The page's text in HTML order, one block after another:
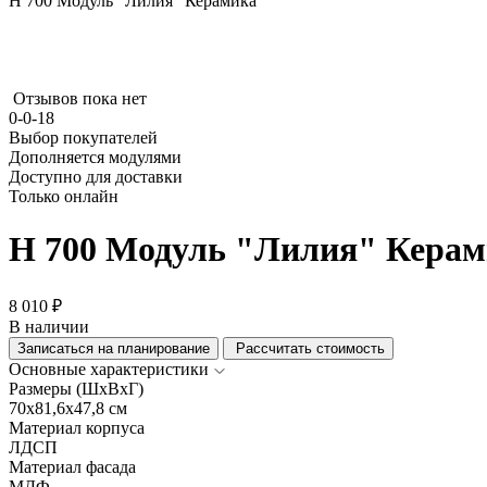
Отзывов пока нет
0-0-18
Выбор покупателей
Дополняется модулями
Доступно для доставки
Только онлайн
Н 700 Модуль "Лилия"
8 010 ₽
В наличии
Записаться на планирование Рассчитать стоимость
Основные характеристики
Размеры (ШхВхГ)
70x81,6x47,8 см
Материал корпуса
ЛДСП
Материал фасада